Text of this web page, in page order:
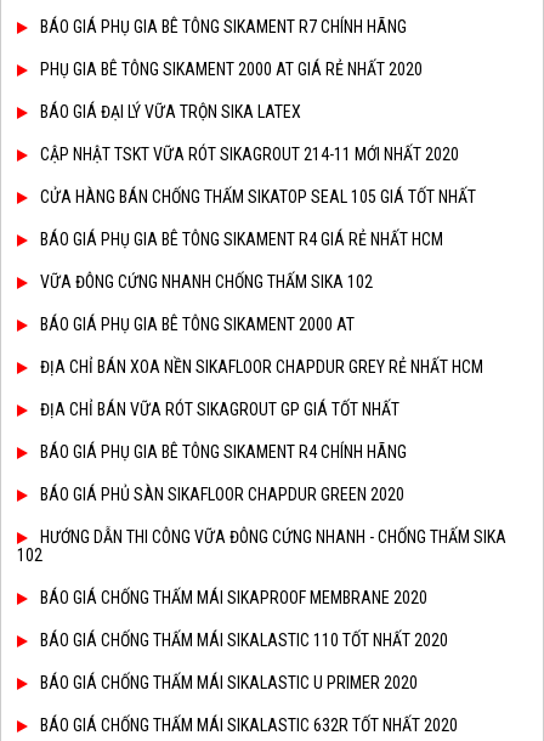
BÁO GIÁ PHỤ GIA BÊ TÔNG SIKAMENT R7 CHÍNH HÃNG
PHỤ GIA BÊ TÔNG SIKAMENT 2000 AT GIÁ RẺ NHẤT 2020
BÁO GIÁ ĐẠI LÝ VỮA TRỘN SIKA LATEX
CẬP NHẬT TSKT VỮA RÓT SIKAGROUT 214-11 MỚI NHẤT 2020
CỬA HÀNG BÁN CHỐNG THẤM SIKATOP SEAL 105 GIÁ TỐT NHẤT
BÁO GIÁ PHỤ GIA BÊ TÔNG SIKAMENT R4 GIÁ RẺ NHẤT HCM
VỮA ĐÔNG CỨNG NHANH CHỐNG THẤM SIKA 102
BÁO GIÁ PHỤ GIA BÊ TÔNG SIKAMENT 2000 AT
ĐỊA CHỈ BÁN XOA NỀN SIKAFLOOR CHAPDUR GREY RẺ NHẤT HCM
ĐỊA CHỈ BÁN VỮA RÓT SIKAGROUT GP GIÁ TỐT NHẤT
BÁO GIÁ PHỤ GIA BÊ TÔNG SIKAMENT R4 CHÍNH HÃNG
BÁO GIÁ PHỦ SÀN SIKAFLOOR CHAPDUR GREEN 2020
HƯỚNG DẪN THI CÔNG VỮA ĐÔNG CỨNG NHANH - CHỐNG THẤM SIKA
102
BÁO GIÁ CHỐNG THẤM MÁI SIKAPROOF MEMBRANE 2020
BÁO GIÁ CHỐNG THẤM MÁI SIKALASTIC 110 TỐT NHẤT 2020
BÁO GIÁ CHỐNG THẤM MÁI SIKALASTIC U PRIMER 2020
BÁO GIÁ CHỐNG THẤM MÁI SIKALASTIC 632R TỐT NHẤT 2020